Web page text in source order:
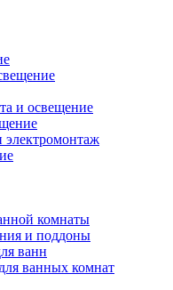
и освещение
комнаты
и поддоны
ванн
ванных комнат